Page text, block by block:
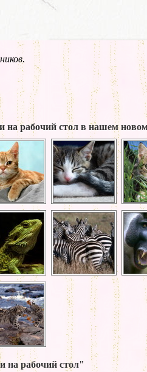
на рабочий стол в нашем
на рабочий стол"